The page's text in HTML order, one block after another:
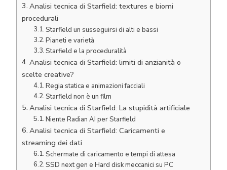
Analisi tecnica di Starfield: textures e biomi
procedurali
Starfield un susseguirsi di alti e bassi
Pianeti e varietà
Starfield e la proceduralità
Analisi tecnica di Starfield: limiti di anzianità o
scelte creative?
Regia statica e animazioni facciali
Starfield non è un film
Analisi tecnica di Starfield: La stupidità artificiale
Niente Radian AI per Starfield
Analisi tecnica di Starfield: Caricamenti e
streaming dei dati
Schermate di caricamento e tempi di attesa
SSD next gen e Hard disk meccanici su PC